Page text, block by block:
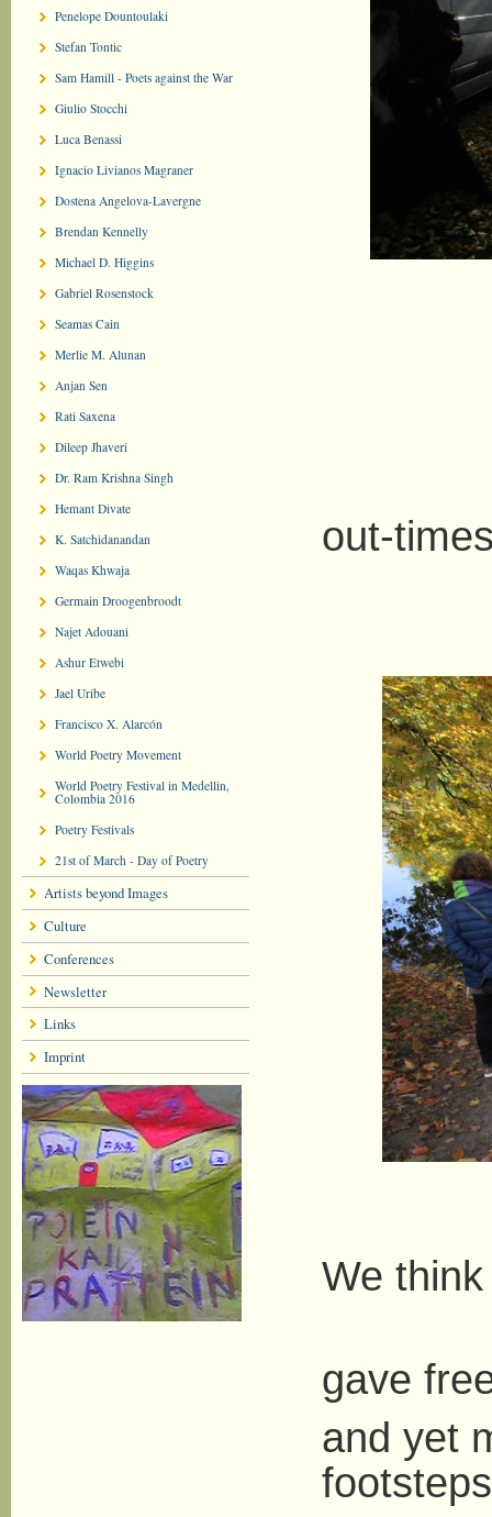
Penelope Dountoulaki
Stefan Tontic
Sam Hamill - Poets against the War
Giulio Stocchi
Luca Benassi
Ignacio Livianos Magraner
Dostena Angelova-Lavergne
Brendan Kennelly
Michael D. Higgins
Gabriel Rosenstock
Seamas Cain
Merlie M. Alunan
Anjan Sen
Rati Saxena
Dileep Jhaveri
Dr. Ram Krishna Singh
Hemant Divate
K. Satchidanandan
Waqas Khwaja
Germain Droogenbroodt
Najet Adouani
Ashur Etwebi
Jael Uribe
Francisco X. Alarcón
World Poetry Movement
World Poetry Festival in Medellin,
Colombia 2016
Poetry Festivals
21st of March - Day of Poetry
Artists beyond Images
Culture
Conferences
Newsletter
Links
Imprint
out-
We
gave
and yet